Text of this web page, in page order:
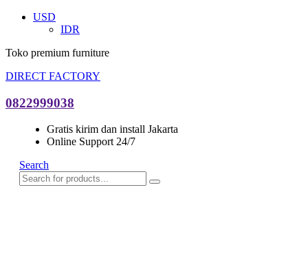
USD
IDR
Toko premium furniture
DIRECT FACTORY
0822999038
Gratis kirim dan install Jakarta
Online Support 24/7
Search